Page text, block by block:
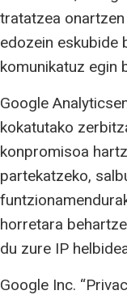
tratatzea
edozein eskubide
komunikatuz egin
Google
kokatutako
konpromisoa
partekatzeko,
horretara
du zure IP
Google Inc.